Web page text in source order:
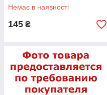
Немає в наявності
145 ₴